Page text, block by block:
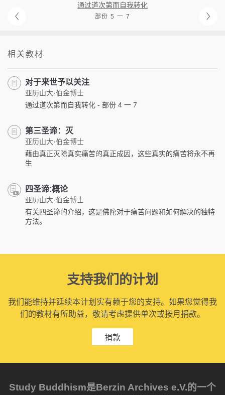
通过道次第而自我转化
部份 5 一 7
相关教材
对于来世予以关注
亚历山大·伯金博士
通过道次第而自我转化 - 部份 4 一 7
第三圣谛：灭
亚历山大·伯金博士
藉由真正灭除真实痛苦的真正成因，这些真实的痛苦将永不再
生
四圣谛:概论
亚历山大·伯金博士
有关四圣谛的介绍，这是佛陀对于痛苦问题和如何解决的独特
方法。
支持我们的计划
我们能维持并延续本计划实有赖于您的支持。如果您觉得我
们的教材有所助益，敬请考虑提供单次或按月捐款。
捐款
Study Buddhism是Berzin Archives e.V.的一个